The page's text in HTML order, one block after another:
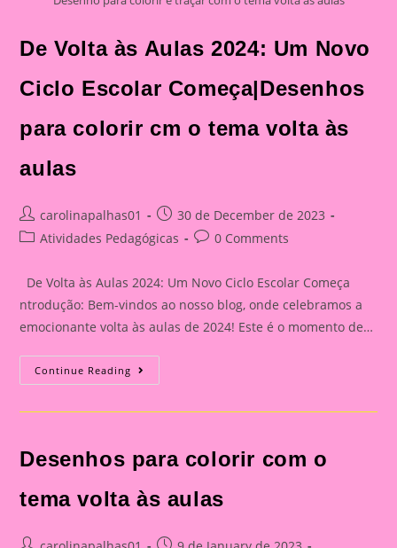
De Volta às Aulas 2024: Um Novo
Ciclo Escolar Começa|Desenhos
para colorir cm o tema volta às
aulas
Post
author:
carolinapalhas01
Post
published:
30 de December de 2023
PostAtividades Pedagógicas
Post0 Comments
De Volta às Aulas 2024: Um Novo Ciclo Escolar Começa
ntrodução: Bem-vindos ao nosso blog, onde celebramos a
emocionante volta às aulas de 2024! Este é o momento de…
Continue Reading De
Volta
Aulas
Ciclo
Escolar
Para
Colorir
Tema
Desenhos para colorir com o
tema volta às aulas